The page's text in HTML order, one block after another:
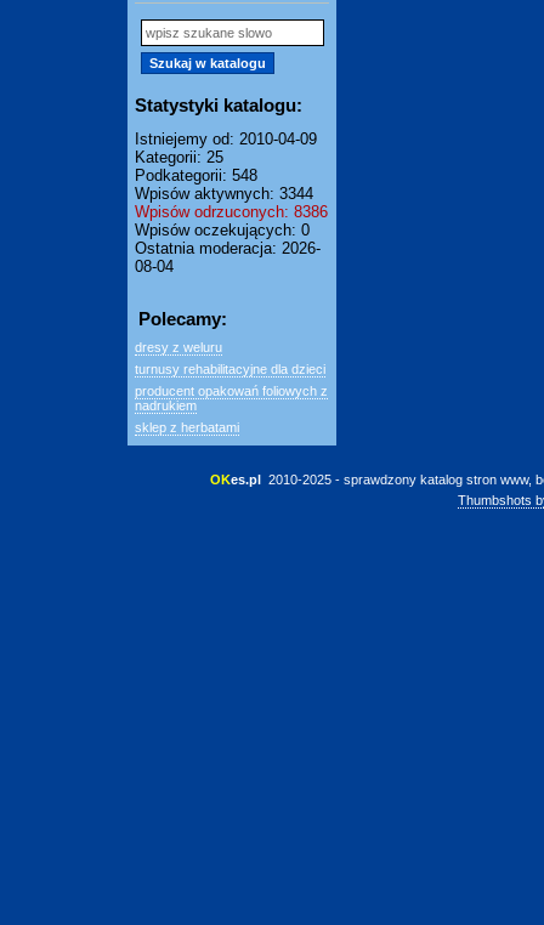
Statystyki katalogu:
Istniejemy od: 2010-04-09
Kategorii: 25
Podkategorii: 548
Wpisów aktywnych: 3344
Wpisów odrzuconych: 8386
Wpisów oczekujących: 0
Ostatnia moderacja: 2026-
08-04
Polecamy:
dresy z weluru
turnusy rehabilitacyjne dla dzieci
producent opakowań foliowych z
nadrukiem
sklep z herbatami
OKes.pl 2010-2025 - sprawdzony katalog stron www,
Thumbshots